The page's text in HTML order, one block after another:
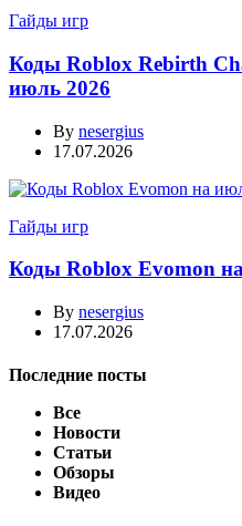
Гайды игр
Коды Roblox Rebirth
июль 2026
By nesergius
17.07.2026
Гайды игр
Коды Roblox Evomon
By nesergius
17.07.2026
Последние посты
Все
Новости
Статьи
Обзоры
Видео